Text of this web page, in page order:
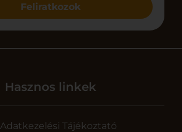
Feliratkozok
Hasznos linkek
Adatkezelési Tájékoztató